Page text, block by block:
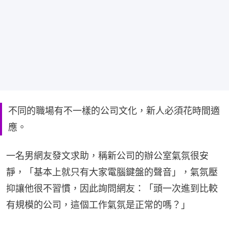
不同的職場有不一樣的公司文化，新人必須花時間適
應。
一名男網友發文求助，稱新公司的辦公室氣氛很安
靜，「基本上就只有大家電腦鍵盤的聲音」，氣氛壓
抑讓他很不習慣，因此詢問網友：「頭一次進到比較
有規模的公司，這個工作氣氛是正常的嗎？」